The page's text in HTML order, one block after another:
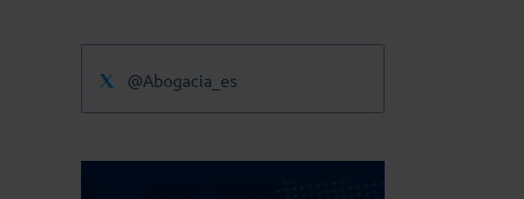
@Abogacia_es